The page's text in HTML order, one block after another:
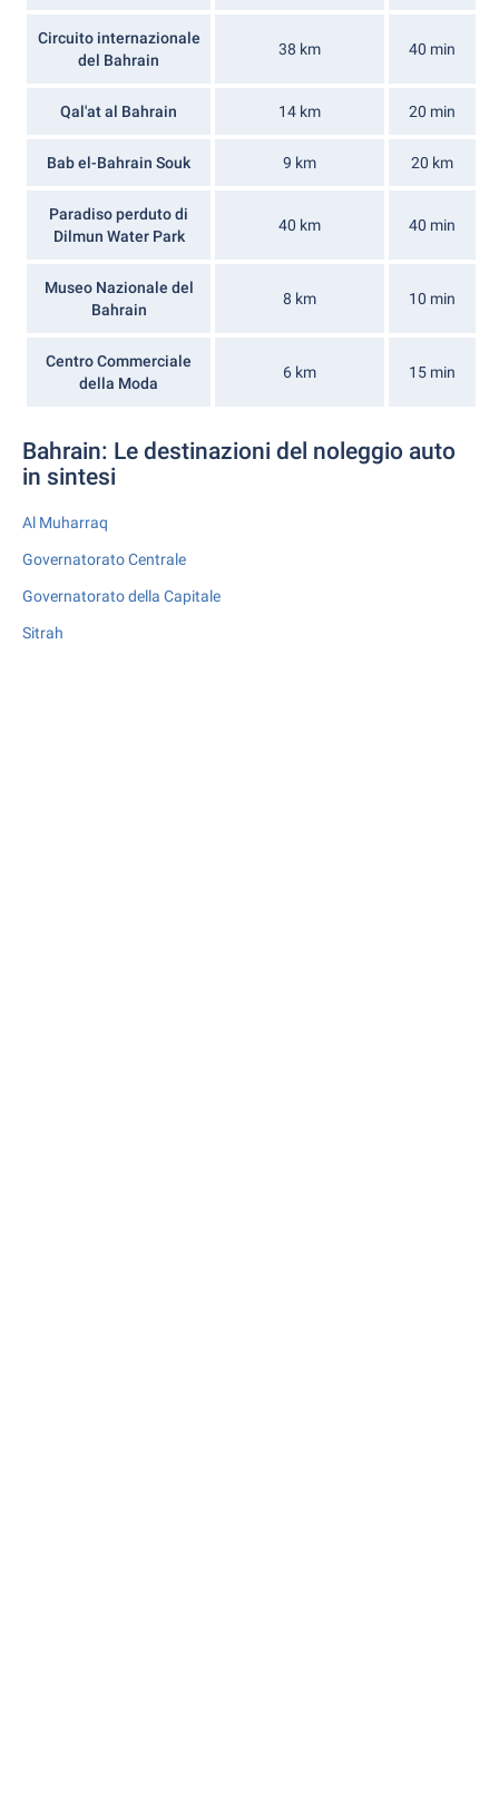
Circuito internazionale
del Bahrain
38 km 40 min
Qal'at al Bahrain 14 km 20 min
Bab el-Bahrain Souk 9 km 20 km
Paradiso perduto di
Dilmun Water Park
40 km 40 min
Museo Nazionale del
Bahrain
8 km 10 min
Centro Commerciale
della Moda
6 km 15 min
Bahrain: Le destinazioni del noleggio auto
in sintesi
Al Muharraq
Governatorato Centrale
Governatorato della Capitale
Sitrah